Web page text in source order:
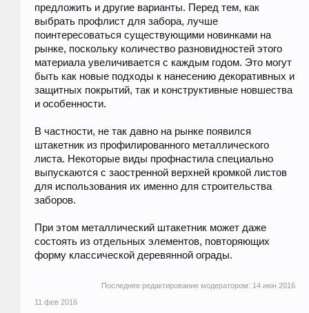
предложить и другие варианты. Перед тем, как
выбрать профлист для забора, лучше
поинтересоваться существующими новинками на
рынке, поскольку количество разновидностей этого
материала увеличивается с каждым годом. Это могут
быть как новые подходы к нанесению декоративных и
защитных покрытий, так и конструктивные новшества
и особенности.
В частности, не так давно на рынке появился
штакетник из профилированного металлического
листа. Некоторые виды профнастила специально
выпускаются с заостренной верхней кромкой листов
для использования их именно для строительства
заборов.
При этом металлический штакетник может даже
состоять из отдельных элементов, повторяющих
форму классической деревянной ограды.
Последнее редактирование модератором: 14 июн 2016
11 фев 2016